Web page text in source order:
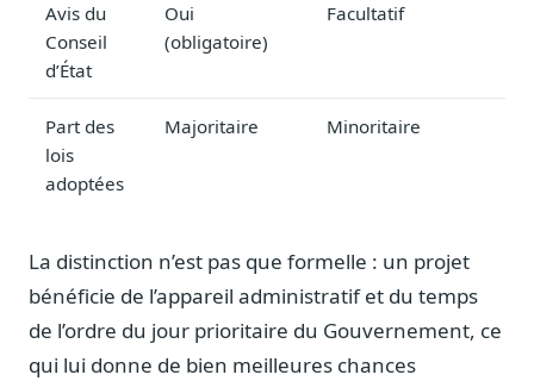
Blog & Podcast Hémicycle
Analyses, méthodes, coulisses
Lexique parlementaire
1027 termes expliqués
Glossaire affaires publiques
Lexique par thème métier
23 flux indexés
Nouveautés produit
Le changelog mensuel
Avis du
Conseil
d’État
Oui
(obligatoire)
Facultatif
Part des
lois
adoptées
Majoritaire Minoritaire
La distinction n’est pas que formelle : un projet
bénéficie de l’appareil administratif et du temps
de l’ordre du jour prioritaire du Gouvernement, ce
qui lui donne de bien meilleures chances